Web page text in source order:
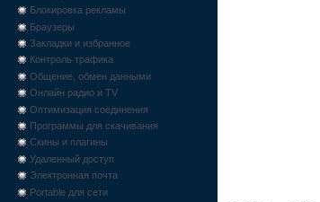
Блокировка рекламы
Браузеры
Закладки и избранное
Контроль трафика
Общение, обмен данными
Онлайн радио и TV
Оптимизация соединения
Программы для скачивания
Скины и плагины
Удаленный доступ
Электронная почта
Portable для сети